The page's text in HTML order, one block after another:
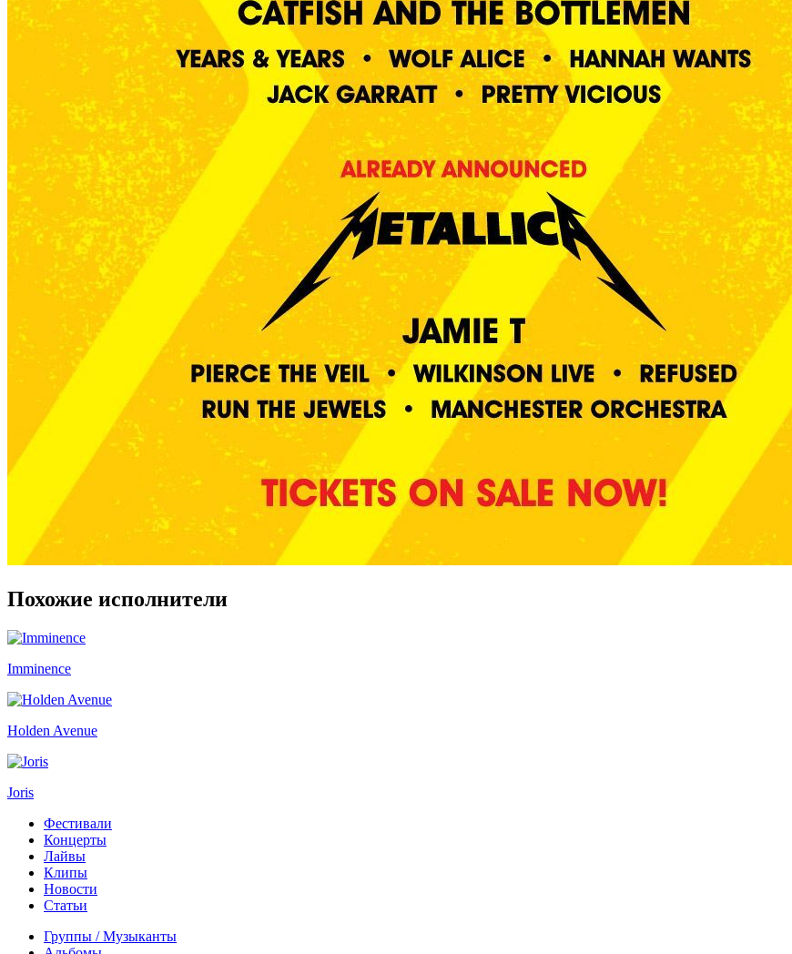
Похожие исполнители
Imminence
Holden Avenue
Joris
Фестивали
Концерты
Лайвы
Клипы
Новости
Статьи
Группы / Музыканты